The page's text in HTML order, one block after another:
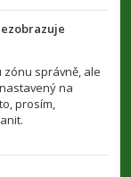
zónu správně, ale
na
prosím,